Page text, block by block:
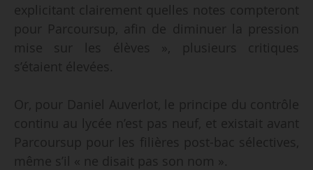
explicitant clairement quelles notes compteront
pour Parcoursup, afin de diminuer la pression
mise sur les élèves », plusieurs critiques
s’étaient élevées.
Or, pour Daniel Auverlot, le principe du contrôle
continu au lycée n’est pas neuf, et existait avant
Parcoursup pour les filières post-bac sélectives,
même s’il « ne disait pas son nom ».